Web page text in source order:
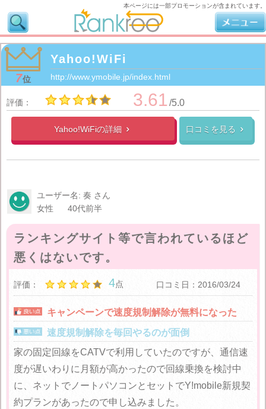
7位
Yahoo!WiFi
http://www.ymobile.jp/index.html
評価： 3.61 /5.0
Yahoo!WiFiの詳細  口コミを見る 
ユーザー名: 奏 さん
女性
40代前半
ランキングサイト等で言われているほど
悪くはないです。
評価： 4点 口コミ日：2016/03/24
キャンペーンで速度規制解除が無料になった
速度規制解除を毎回やるのが面倒
家の固定回線をCATVで利用していたのですが、通信速
度が遅いわりに月額が高かったので回線乗換を検討中
に、ネットでノートパソコンとセットでY!mobile新規契
約プランがあったので申し込みました。
本ページには一部プロモーションが含まれています。